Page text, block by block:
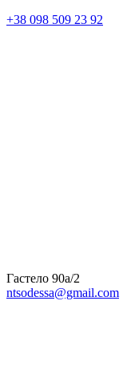
+38 098 509 23 92
Гастело 90а/2
ntsodessa@gmail.com